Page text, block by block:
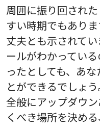
周囲に振り回され
すい時期でもあり
丈夫とも示されて
ールがわかってい
ったとしても、あ
とができるでしょう
全般にアップダウ
くべき場所を決め